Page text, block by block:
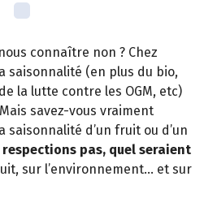
connaître non ? Chez
saisonnalité (en plus du bio,
la lutte contre les OGM, etc)
savez-vous vraiment
d’un fruit ou d’un
pas, quel seraient
sur l’environnement… et sur